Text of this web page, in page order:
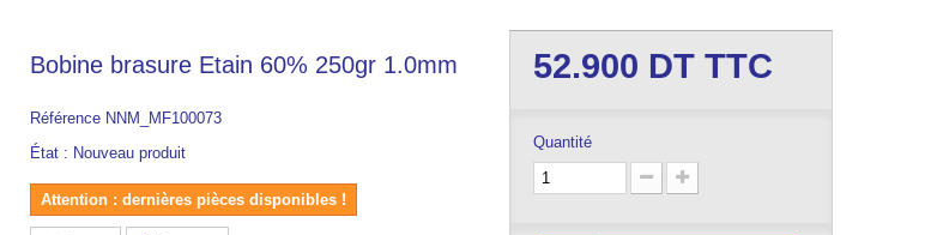
Bobine brasure Etain 60% 250gr 1.0mm
Référence NNM_MF100073
État : Nouveau produit
Attention : dernières pièces disponibles !
52.900 DT TTC
Quantité